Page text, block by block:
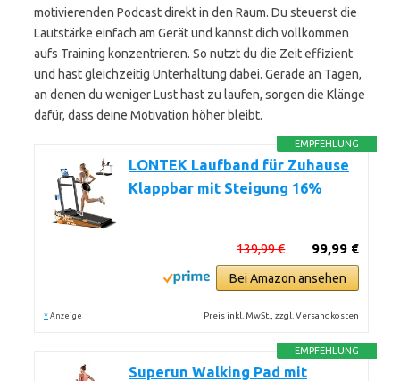
motivierenden Podcast direkt in den Raum. Du steuerst die
Lautstärke einfach am Gerät und kannst dich vollkommen
aufs Training konzentrieren. So nutzt du die Zeit effizient
und hast gleichzeitig Unterhaltung dabei. Gerade an Tagen,
an denen du weniger Lust hast zu laufen, sorgen die Klänge
dafür, dass deine Motivation höher bleibt.
EMPFEHLUNG
LONTEK Laufband für Zuhause
Klappbar mit Steigung 16%
99,99 €
139,99 €
Bei Amazon ansehen
* Anzeige Preis inkl. MwSt., zzgl. Versandkosten
EMPFEHLUNG
Superun Walking Pad mit